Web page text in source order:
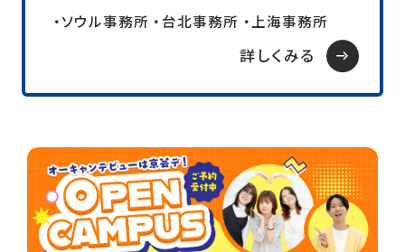
・ソウル事務所 ・台北事務所 ・上海事務所
詳しくみる